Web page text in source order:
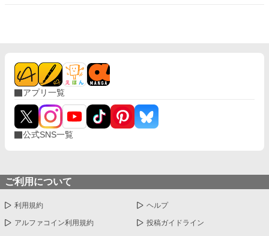
アプリ一覧
公式SNS一覧
ご利用について
利用規約 ヘルプ
アルファコイン利用規約 投稿ガイドライン